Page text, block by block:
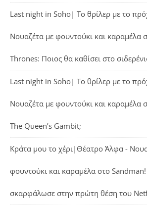
Last night in Soho| Το θρίλερ με το
Νουαζέτα με φουντούκι και καραμέλα
Thrones: Ποιος θα καθίσει στο
Last night in Soho| Το θρίλερ με το
Νουαζέτα με φουντούκι και καραμέλα
The Queen’s Gambit;
Κράτα μου το χέρι|Θέατρο Άλφα -
φουντούκι και καραμέλα στο
σκαρφάλωσε στην πρώτη θέση του